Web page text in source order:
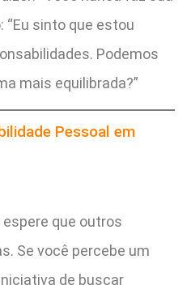
“Eu sinto que estou
Podemos
mais equilibrada?”
Pessoal em
espere que outros
Se você percebe um
de buscar